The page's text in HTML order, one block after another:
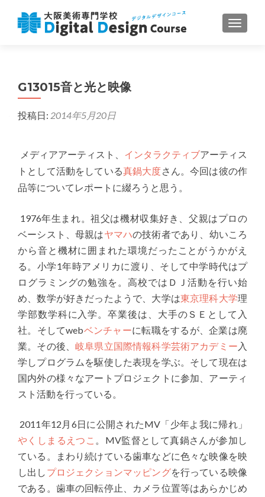
ナビゲ
G13015音と光と映像
投稿日: 2014年5月20日
メディアアーティスト、 インタラクティブアーティス
トとして活動をしている真鍋大度さん。今回は彼の作
品等についてレポートに綴ろうと思う。
1976年生まれ。祖父は機材収集好き、父親はプロの
ベーシスト、母親はヤマハの技術者であり、幼いころ
から音と機材に囲まれた環境だったことがうかがえ
る。小学1年時アメリカに渡り、そして中学時代はプ
ログラミングの勉強を。高校ではＤＪ活動を行い始
め、数学が好きだったようで、大学は東京理科大学理
学部数学科に入学。卒業後は、大手のＳＥとして入
社。そしてwebベンチャーに転職をするが、企業は廃
業。その後、岐阜県立国際情報科学芸術アカデミー 入
学しプログラムを駆使した表現を学ぶ。そして現在は
国内外の様々なアートプロジェクトに参加、アーティ
スト活動を行っている。
2011年12 月 6日に公開されたMV 「少年よ我に帰れ」
やくしまるえつこ 。 MV監督として真鍋さんが参加し
ている。まわり続けている歯車などに色々な映像を映
し出し プロジェクションマッピングを行っている映像
である。歯車の回転停止、カメラ位置等はあらかじめ